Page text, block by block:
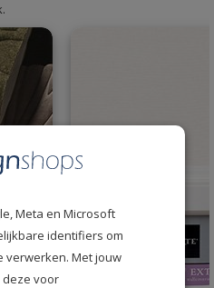
Meta en Microsoft
identifiers om
verwerken. Met jouw
deze voor